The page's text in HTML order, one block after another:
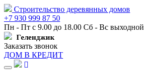
Строительство деревянных домов
+7 930 999 87 50
Пн - Пт с 9.00 до 18.00 Сб - Вс выходной
Геленджик
Заказать звонок
ДОМ В КРЕДИТ
Навигация